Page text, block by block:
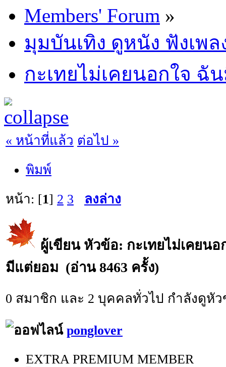
Members' Forum »
มุมบันเทิง ดูหนัง ฟังเพล
กะเทยไม่เคยนอกใจ
« หน้าที่แล้ว ต่อไป »
พิมพ์
หน้า: [1] 2 3 ลงล่าง
ผู้เขียนหัวข้อ: กะเทยไม่เคยน
มีแต่ยอม (อ่าน 8463 ครั้ง)
0 สมาชิก และ 2 บุคคลทั่วไป กำลังดูหั
ponglover
EXTRA PREMIUM MEMBER